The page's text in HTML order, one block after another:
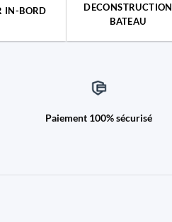
IN-BORD
DECONSTRUCTION
BATEAU
Paiement 100% sécurisé